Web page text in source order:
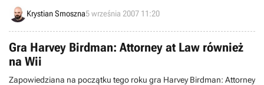
produktu studia Ubisoft Montreal, który nawiązuje do cieszącego się
ogromną popularnością serialu telewizyjnego. Tekst jest warty
Krystian Smoszna5 września 2007 11:20
Gra Harvey Birdman: Attorney at Law również
na Wii
Zapowiedziana na początku tego roku gra Harvey Birdman: Attorney